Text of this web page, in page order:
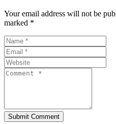
Your email address will not be
marked *